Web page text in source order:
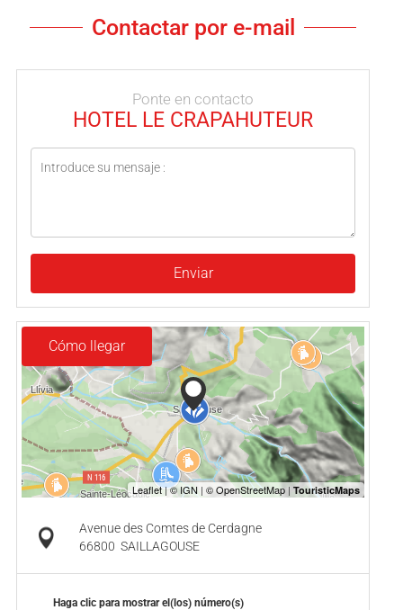
Contactar por e-mail
Ponte en contacto
HOTEL LE CRAPAHUTEUR
Enviar
Cómo llegar
Avenue des Comtes de Cerdagne
66800 SAILLAGOUSE
Haga clic para mostrar el(los) número(s)